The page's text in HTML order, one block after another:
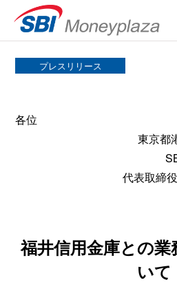
プレスリリース
各位
東京都
代表取締
福井信用金庫との
いて